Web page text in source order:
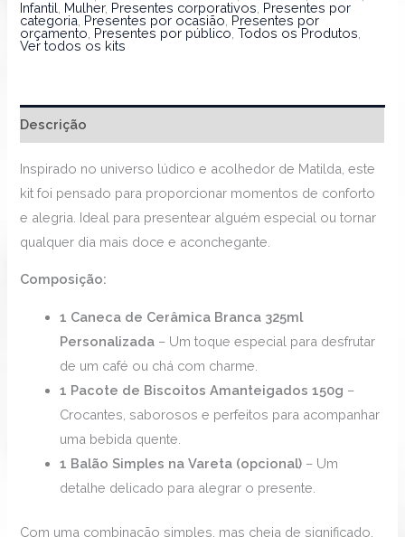
Infantil Mulher, Presentes corporativos Presentes por
categoria Presentes por ocasião Presentes por
orçamento Presentes por público ,Todos os Produtos
Ver todos os kits
Descrição
Inspirado no universo lúdico e acolhedor de Matilda, este
kit foi pensado para proporcionar momentos de conforto
e alegria. Ideal para presentear alguém especial ou tornar
qualquer dia mais doce e aconchegante.
Composição:
1 Caneca de Cerâmica Branca 325ml
Personalizada – Um toque especial para desfrutar
de um café ou chá com charme.
1 Pacote de Biscoitos Amanteigados 150g –
Crocantes, saborosos e perfeitos para acompanhar
uma bebida quente.
1 Balão Simples na Vareta (opcional) – Um
detalhe delicado para alegrar o presente.
Com uma combinação simples, mas cheia de significado,